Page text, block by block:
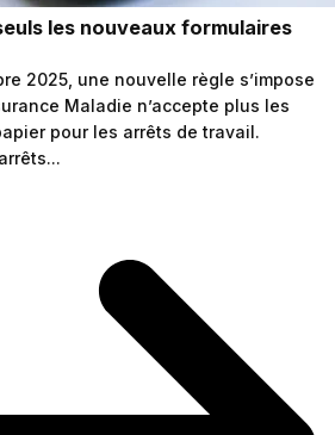
les nouveaux formulaires
2025, une nouvelle règle s’impose
Maladie n’accepte plus les
pour les arrêts de travail.